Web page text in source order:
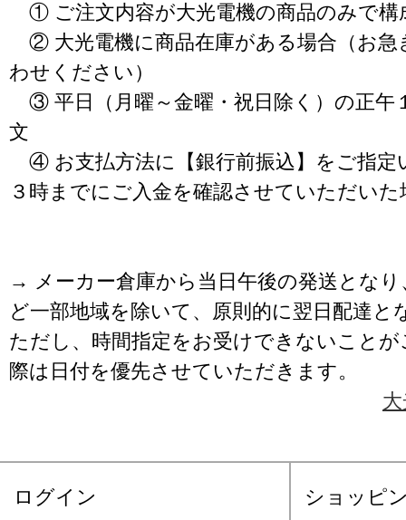
① ご注文内容が大光電機の商品のみで構
② 大光電機に商品在庫がある場合（お急
わせください）
③ 平日（月曜～金曜・祝日除く）の正午
文
④ お支払方法に【銀行前振込】をご指定
３時までにご入金を確認させていただいた
→ メーカー倉庫から当日午後の発送となり
ど一部地域を除いて、原則的に翌日配達と
ただし、時間指定をお受けできないこと
際は日付を優先させていただきます。
ログイン ショッピ